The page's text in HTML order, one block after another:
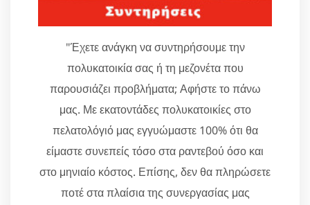
"Έχετε ανάγκη να συντηρήσουμε την
πολυκατοικία σας ή τη μεζονέτα που
παρουσιάζει προβλήματα; Αφήστε το πάνω
μας. Με εκατοντάδες πολυκατοικίες στο
πελατολόγιό μας εγγυώμαστε 100% ότι θα
είμαστε συνεπείς τόσο στα ραντεβού όσο και
στο μηνιαίο κόστος. Επίσης, δεν θα πληρώσετε
ποτέ στα πλαίσια της συνεργασίας μας